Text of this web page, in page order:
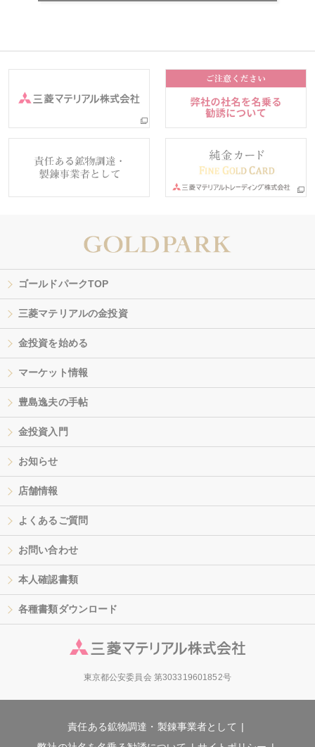
ゴールドパークTOP
三菱マテリアルの金投資
金投資を始める
マーケット情報
豊島逸夫の手帖
金投資入門
お知らせ
店舗情報
よくあるご質問
お問い合わせ
本人確認書類
各種書類ダウンロード
東京都公安委員会 第303319601852号
責任ある鉱物調達・製錬事業者として